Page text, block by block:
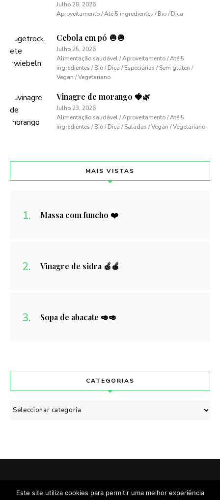
Julho 28, 2026
Aproveitamento / Até 5 ingredientes / Bio / Dica
Cebola em pó 🧅🧅
Julho 25, 2026
Alimentação saudável / Aproveitamento / Até 5
ingredientes / Bio / Dica / Especiarias / Sem glúten /
Vegan / Vegetariano
Vinagre de morango 🍓🌿
Julho 23, 2026
Alimentação saudável / Aproveitamento / Até 5
ingredientes / Bio / Dica / Saladas / Vegan / Vegetariano
MAIS VISTAS
Massa com funcho ❤️
Vinagre de sidra 🍏🍎
Sopa de abacate 🥑🥑
CATEGORIAS
Categorias
Este site utiliza cookies para permitir uma melhor experiência